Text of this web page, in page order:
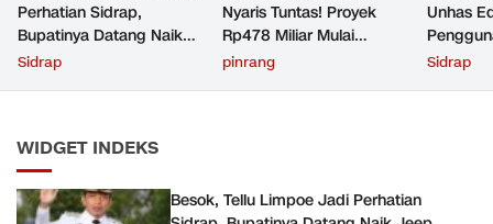
Perhatian Sidrap,
Bupatinya Datang Naik
Jeep
Sidrap
Nyaris Tuntas! Proyek
Rp478 Miliar Mulai
Mengubah Wajah Jalur
pinrang
Unhas
Aman di
Sidrap
WIDGET INDEKS
Besok, Tellu Limpoe Jadi Perhatian